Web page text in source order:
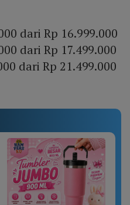
dari Rp 16.999.000
dari Rp 17.499.000
dari Rp 21.499.000